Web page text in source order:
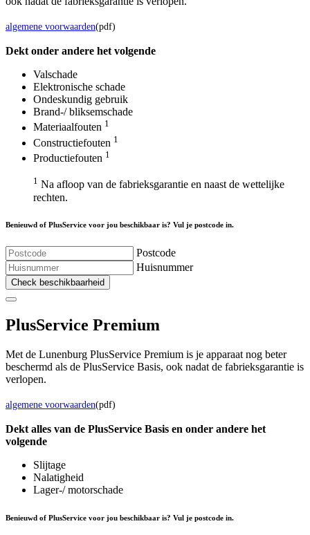
algemene voorwaarden(pdf)
Dekt onder andere het volgende
Valschade
Elektronische schade
Ondeskundig gebruik
Brand-/ bliksemschade
Materiaalfouten 1
Constructiefouten 1
Productiefouten 1
1 Na afloop van de fabrieksgarantie en naast de wettelijke
rechten.
Benieuwd of PlusService voor jou beschikbaar is? Vul je postcode in.
Postcode
Huisnummer
Check beschikbaarheid
PlusService Premium
Met de Lunenburg PlusService Premium is je apparaat nog beter
beschermd als de PlusService Basis, ook nadat de fabrieksgarantie is
verlopen.
algemene voorwaarden(pdf)
Dekt alles van de PlusService Basis en onder andere het
volgende
Slijtage
Nalatigheid
Lager-/ motorschade
Benieuwd of PlusService voor jou beschikbaar is? Vul je postcode in.